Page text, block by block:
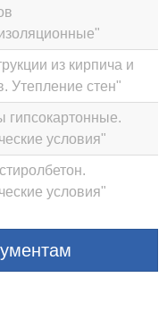
из кирпича и
Утепление стен"
гипсокартонные.
условия"
условия"